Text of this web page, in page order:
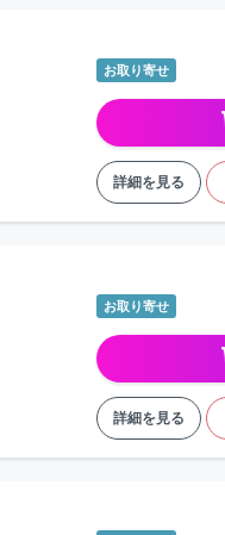
お取り寄せ
詳細を見る
お取り寄せ
詳細を見る